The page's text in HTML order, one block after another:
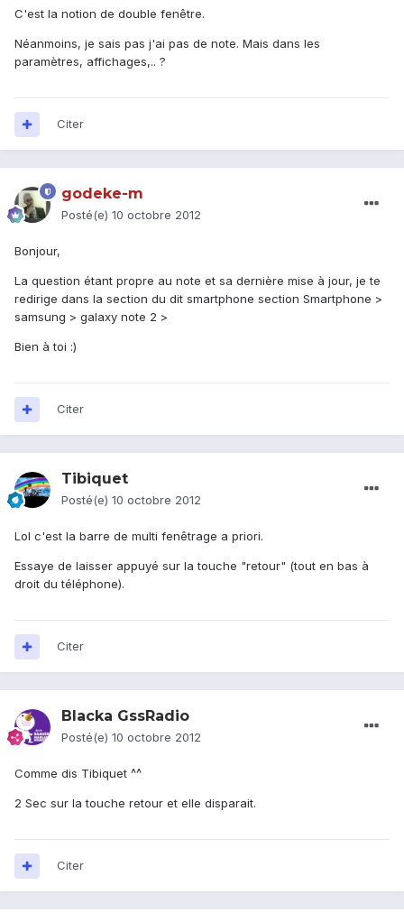
C'est la notion de double fenêtre.
Néanmoins, je sais pas j'ai pas de note. Mais dans les
paramètres, affichages,.. ?
Citer
godeke-m
Posté(e) 10 octobre 2012
Bonjour,
La question étant propre au note et sa dernière mise à jour, je te
redirige dans la section du dit smartphone section Smartphone >
samsung > galaxy note 2 >
Bien à toi :)
Citer
Tibiquet
Posté(e) 10 octobre 2012
Lol c'est la barre de multi fenêtrage a priori.
Essaye de laisser appuyé sur la touche "retour" (tout en bas à
droit du téléphone).
Citer
Blacka GssRadio
Posté(e) 10 octobre 2012
Comme dis Tibiquet ^^
2 Sec sur la touche retour et elle disparait.
Citer